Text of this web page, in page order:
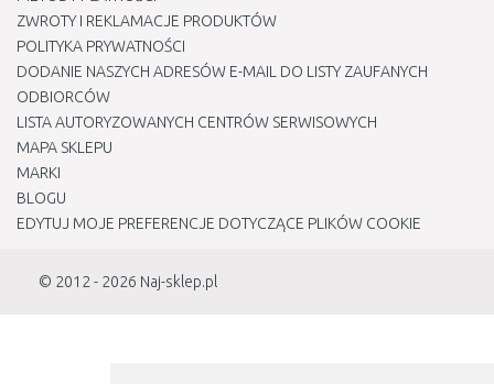
ZWROTY I REKLAMACJE PRODUKTÓW
POLITYKA PRYWATNOŚCI
DODANIE NASZYCH ADRESÓW E-MAIL DO LISTY ZAUFANYCH
ODBIORCÓW
LISTA AUTORYZOWANYCH CENTRÓW SERWISOWYCH
MAPA SKLEPU
MARKI
BLOGU
EDYTUJ MOJE PREFERENCJE DOTYCZĄCE PLIKÓW COOKIE
© 2012 - 2026 Naj-sklep.pl